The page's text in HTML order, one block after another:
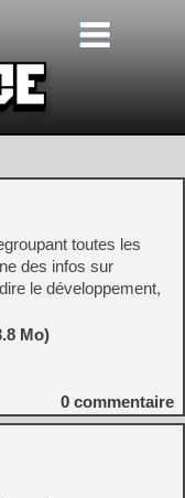
toutes les
des infos sur
le développement,
Mo)
0 commentaire